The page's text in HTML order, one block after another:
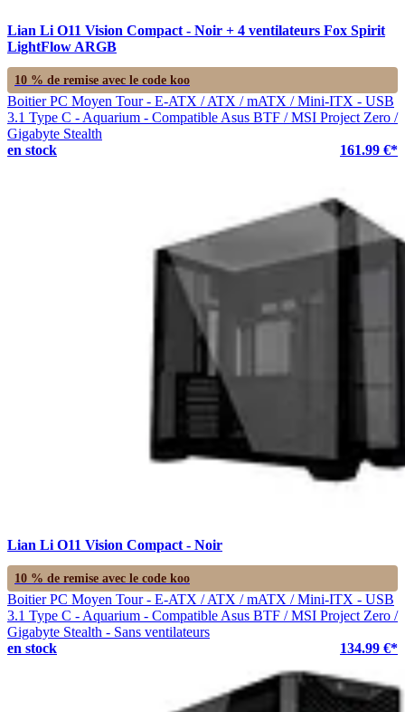
Lian Li O11 Vision Compact - Noir + 4 ventilateurs Fox Spirit
LightFlow ARGB
10 % de remise avec le code koo
Boitier PC Moyen Tour - E-ATX / ATX / mATX / Mini-ITX - USB
3.1 Type C - Aquarium - Compatible Asus BTF / MSI Project Zero /
Gigabyte Stealth
en stock
161.99 €*
Lian Li O11 Vision Compact - Noir
10 % de remise avec le code koo
Boitier PC Moyen Tour - E-ATX / ATX / mATX / Mini-ITX - USB
3.1 Type C - Aquarium - Compatible Asus BTF / MSI Project Zero /
Gigabyte Stealth - Sans ventilateurs
en stock
134.99 €*